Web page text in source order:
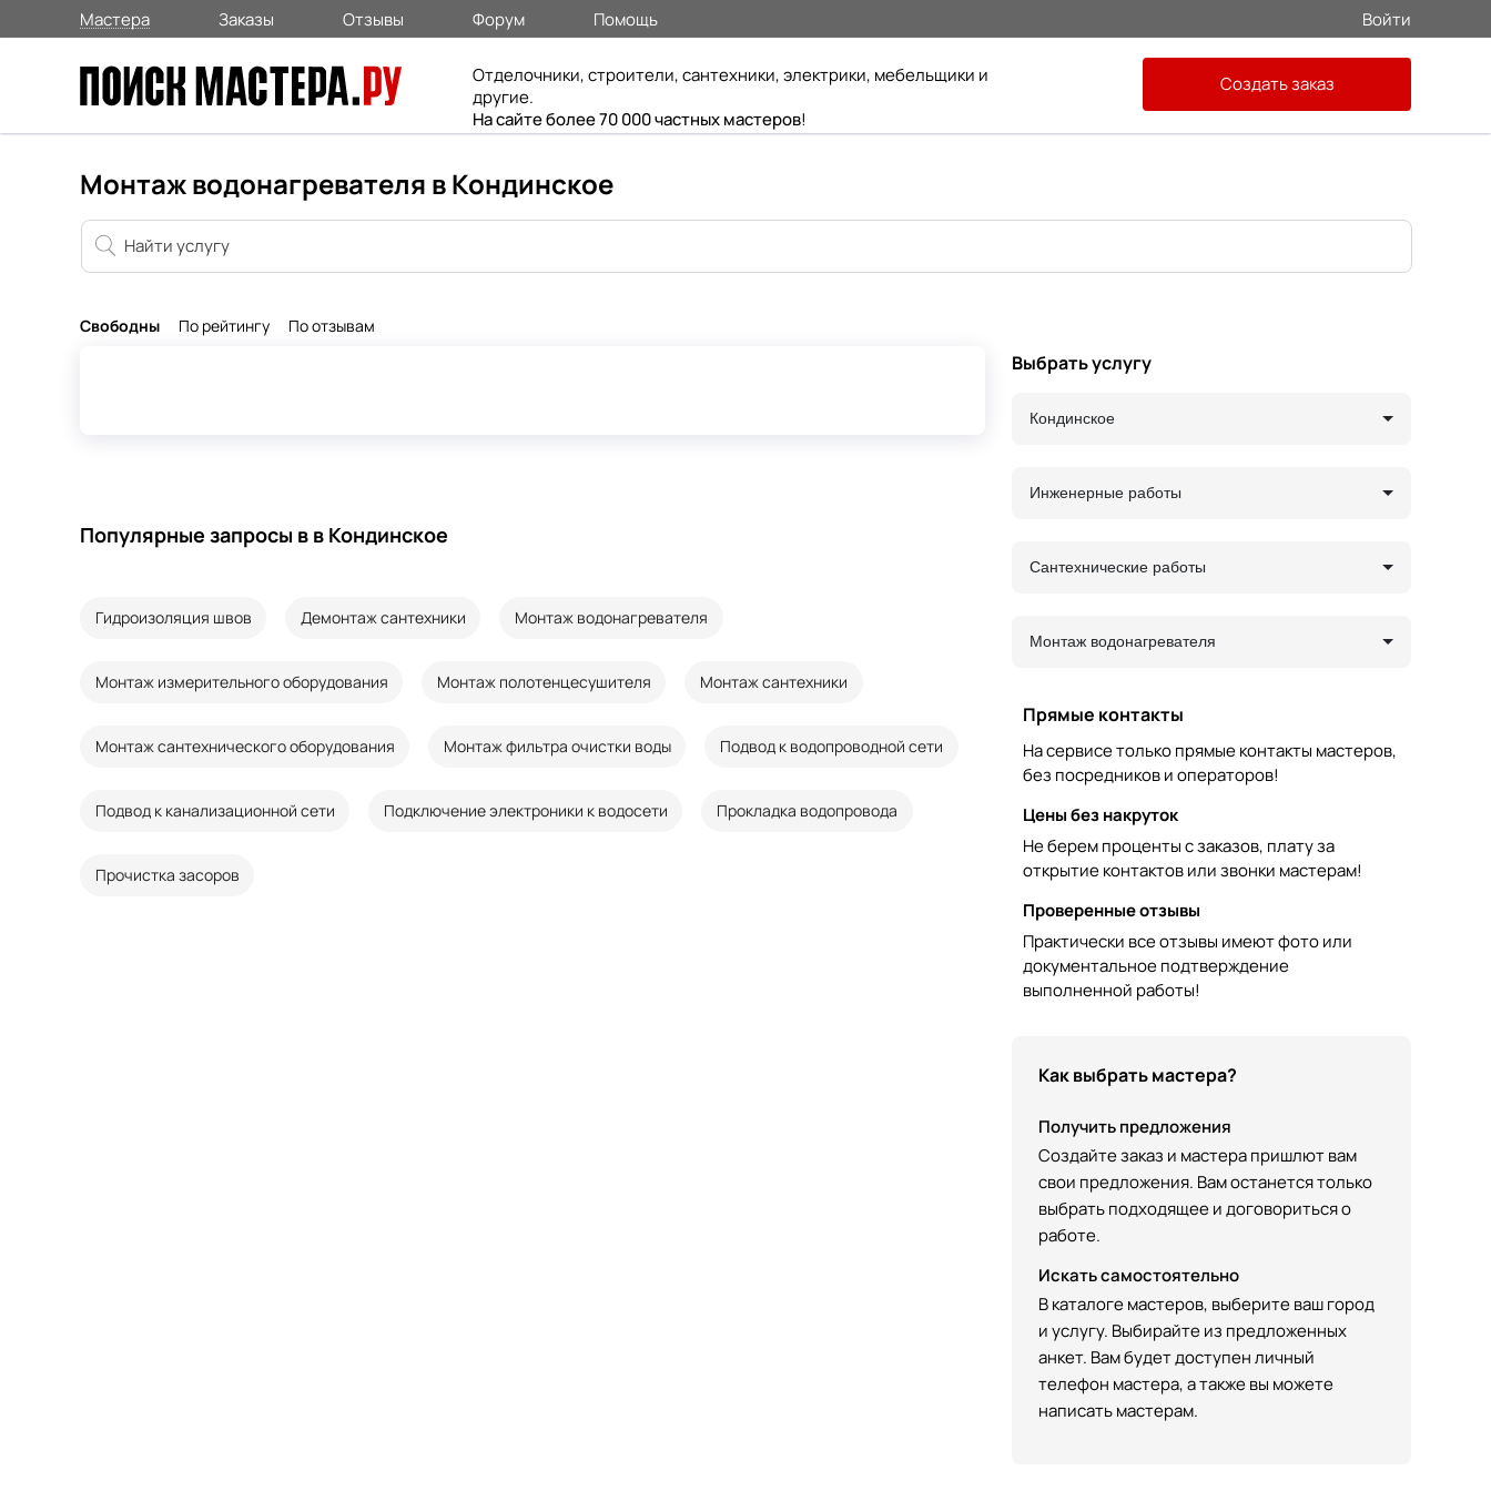
Мастера Заказы Отзывы Форум Помощь Войти
Отделочники, строители, сантехники, электрики, мебельщики и
другие.
На сайте более 70 000 частных мастеров!
Создать заказ
Монтаж водонагревателя в Кондинское
Свободны По рейтингу По отзывам
Популярные запросы в в Кондинское
Гидроизоляция швов Демонтаж сантехники Монтаж водонагревателя
Монтаж измерительного оборудования Монтаж полотенцесушителя Монтаж сантехники
Монтаж сантехнического оборудования Монтаж фильтра очистки воды Подвод к водопроводной сети
Подвод к канализационной сети Подключение электроники к водосети Прокладка водопровода
Прочистка засоров
Выбрать услугу
Кондинское
Инженерные работы
Сантехнические работы
Монтаж водонагревателя
Прямые контакты
На сервисе только прямые контакты мастеров,
без посредников и операторов!
Цены без накруток
Не берем проценты с заказов, плату за
открытие контактов или звонки мастерам!
Проверенные отзывы
Практически все отзывы имеют фото или
документальное подтверждение
выполненной работы!
Как выбрать мастера?
Получить предложения
Создайте заказ и мастера пришлют вам
свои предложения. Вам останется только
выбрать подходящее и договориться о
работе.
Искать самостоятельно
В каталоге мастеров, выберите ваш город
и услугу. Выбирайте из предложенных
анкет. Вам будет доступен личный
телефон мастера, а также вы можете
написать мастерам.